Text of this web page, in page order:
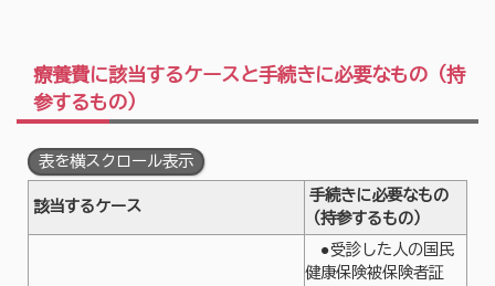
療養費に該当するケースと手続きに必要なもの（持
参するもの）
表を横スクロール表示
該当するケース
手続きに必要なもの
（持参するもの）
●受診した人の国民
健康保険被保険者証